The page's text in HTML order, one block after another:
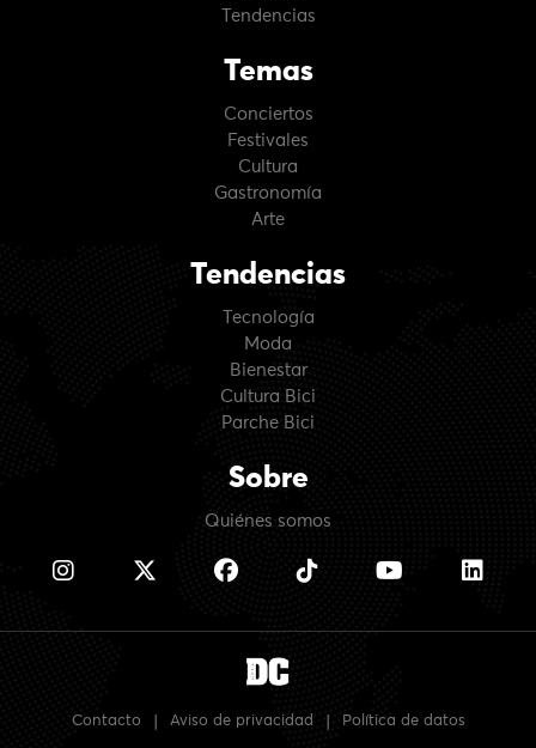
Tendencias
Temas
Conciertos
Festivales
Cultura
Gastronomía
Arte
Tendencias
Tecnología
Moda
Bienestar
Cultura Bici
Parche Bici
Sobre
Quiénes somos
Contacto Aviso de privacidad Política de datos